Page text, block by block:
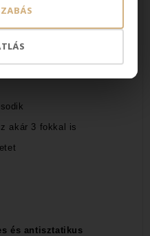
törölközők
nagyobb nedvszívó
akár 3 fokkal is
és antisztatikus